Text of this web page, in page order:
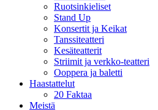
Ruotsinkieliset
Stand Up
Konsertit ja Keikat
Tanssiteatteri
Kesäteatterit
Striimit ja verkko-teatteri
Ooppera ja baletti
Haastattelut
20 Faktaa
Meistä